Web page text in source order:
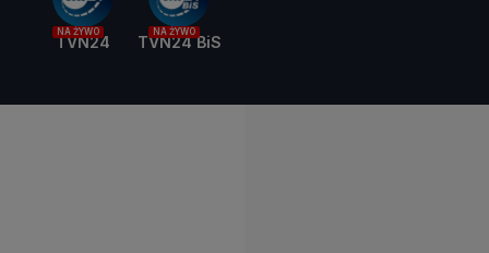
NA ŻYWO
TVN24
NA ŻYWO
TVN24 BiS